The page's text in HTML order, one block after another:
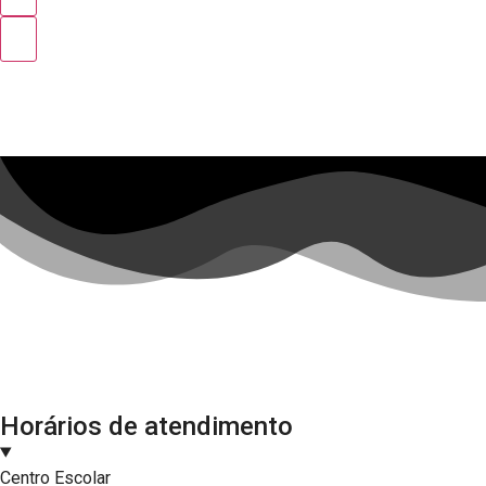
Horários de atendimento
Centro Escolar